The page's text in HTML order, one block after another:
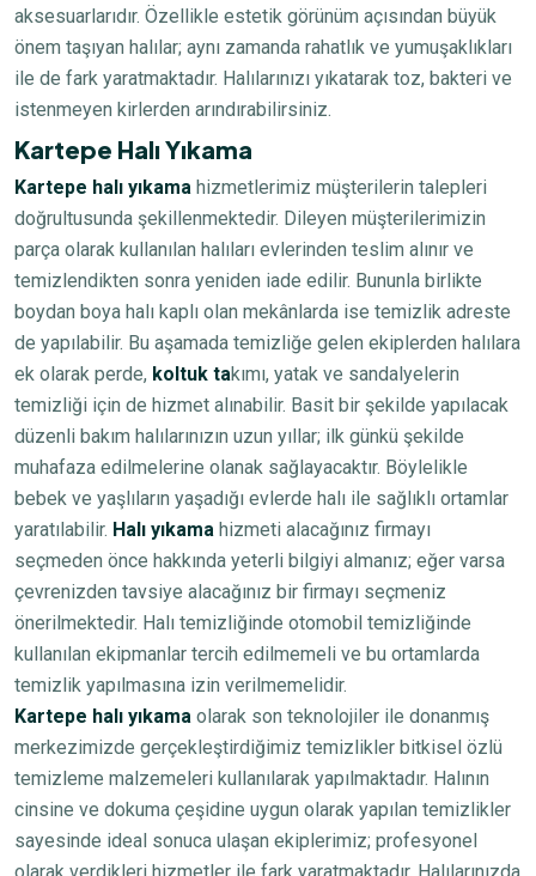
aksesuarlarıdır. Özellikle estetik görünüm açısından büyük
önem taşıyan halılar; aynı zamanda rahatlık ve yumuşaklıkları
ile de fark yaratmaktadır. Halılarınızı yıkatarak toz, bakteri ve
istenmeyen kirlerden arındırabilirsiniz.
Kartepe Halı Yıkama
Kartepe halı yıkama hizmetlerimiz müşterilerin talepleri
doğrultusunda şekillenmektedir. Dileyen müşterilerimizin
parça olarak kullanılan halıları evlerinden teslim alınır ve
temizlendikten sonra yeniden iade edilir. Bununla birlikte
boydan boya halı kaplı olan mekânlarda ise temizlik adreste
de yapılabilir. Bu aşamada temizliğe gelen ekiplerden halılara
ek olarak perde, koltuk takımı, yatak ve sandalyelerin
temizliği için de hizmet alınabilir. Basit bir şekilde yapılacak
düzenli bakım halılarınızın uzun yıllar; ilk günkü şekilde
muhafaza edilmelerine olanak sağlayacaktır. Böylelikle
bebek ve yaşlıların yaşadığı evlerde halı ile sağlıklı ortamlar
yaratılabilir. Halı yıkama hizmeti alacağınız firmayı
seçmeden önce hakkında yeterli bilgiyi almanız; eğer varsa
çevrenizden tavsiye alacağınız bir firmayı seçmeniz
önerilmektedir. Halı temizliğinde otomobil temizliğinde
kullanılan ekipmanlar tercih edilmemeli ve bu ortamlarda
temizlik yapılmasına izin verilmemelidir.
Kartepe halı yıkama olarak son teknolojiler ile donanmış
merkezimizde gerçekleştirdiğimiz temizlikler bitkisel özlü
temizleme malzemeleri kullanılarak yapılmaktadır. Halının
cinsine ve dokuma çeşidine uygun olarak yapılan temizlikler
sayesinde ideal sonuca ulaşan ekiplerimiz; profesyonel
olarak verdikleri hizmetler ile fark yaratmaktadır. Halılarınızda